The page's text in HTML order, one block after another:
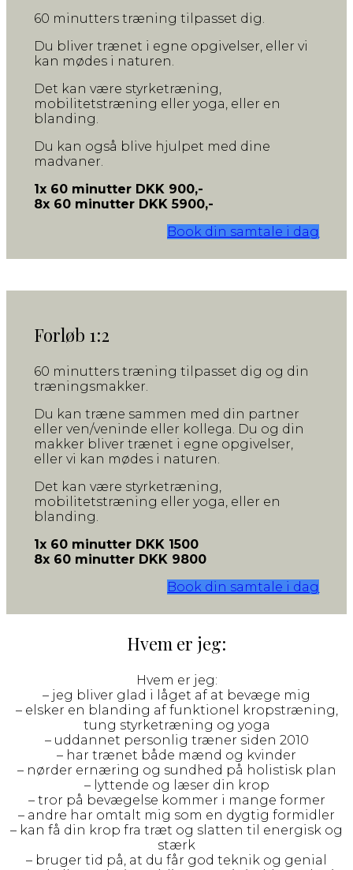
60 minutters træning tilpasset dig.
Du bliver trænet i egne opgivelser, eller vi
kan mødes i naturen.
Det kan være styrketræning,
mobilitetstræning eller yoga, eller en
blanding.
Du kan også blive hjulpet med dine
madvaner.
1x 60 minutter DKK 900,-
8x 60 minutter DKK 5900,-
Book din samtale i dag
Forløb 1:2
60 minutters træning tilpasset dig og din
træningsmakker.
Du kan træne sammen med din partner
eller ven/veninde eller kollega. Du og din
makker bliver trænet i egne opgivelser,
eller vi kan mødes i naturen.
Det kan være styrketræning,
mobilitetstræning eller yoga, eller en
blanding.
1x 60 minutter DKK 1500
8x 60 minutter DKK 9800
Book din samtale i dag
Hvem er jeg:
Hvem er jeg:
– jeg bliver glad i låget af at bevæge mig
– elsker en blanding af funktionel kropstræning,
tung styrketræning og yoga
– uddannet personlig træner siden 2010
– har trænet både mænd og kvinder
– nørder ernæring og sundhed på holistisk plan
– lyttende og læser din krop
– tror på bevægelse kommer i mange former
– andre har omtalt mig som en dygtig formidler
– kan få din krop fra træt og slatten til energisk og
stærk
– bruger tid på, at du får god teknik og genial